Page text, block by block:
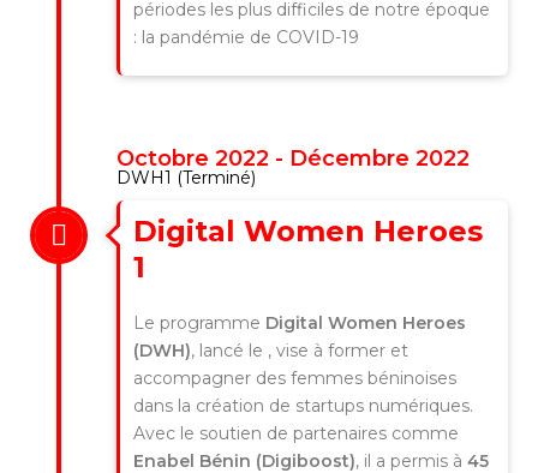
périodes les plus difficiles de notre époque
: la pandémie de COVID-19
Octobre 2022 - Décembre 2022
DWH1 (Terminé)
Digital Women Heroes
1
Le programme Digital Women Heroes
(DWH), lancé le , vise à former et
accompagner des femmes béninoises
dans la création de startups numériques.
Avec le soutien de partenaires comme
Enabel Bénin (Digiboost), il a permis à 45